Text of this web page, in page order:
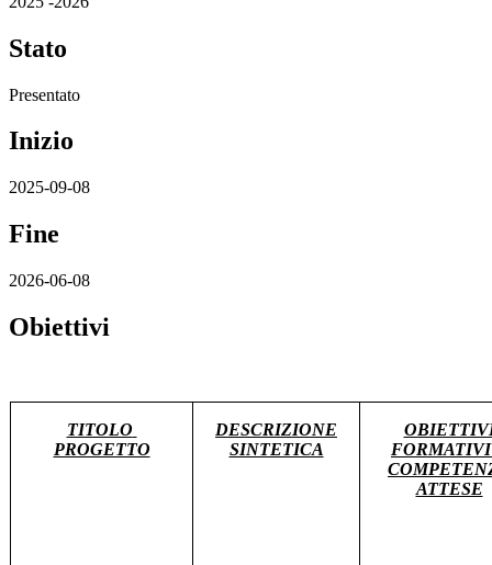
Stato
Presentato
Inizio
2025-09-08
Fine
2026-06-08
Obiettivi
TITOLO
PROGETTO
DESCRIZIONE
SINTETICA
ATTESE